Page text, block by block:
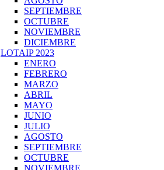
SEPTIEMBRE
OCTUBRE
NOVIEMBRE
DICIEMBRE
LOTAIP 2023
ENERO
FEBRERO
MARZO
ABRIL
MAYO
JUNIO
JULIO
AGOSTO
SEPTIEMBRE
OCTUBRE
NOVIEMBRE